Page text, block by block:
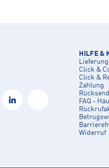
HILFE &
Lieferung
Click &
Click &
Zahlung
FAQ -
Widerruf